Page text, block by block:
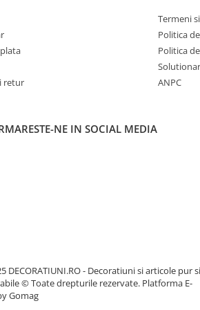
retur
Termeni
Politica
Politica
ANPC
NE IN SOCIAL MEDIA
DECORATIUNI.RO - Decoratiuni si articole pur si
© Toate drepturile rezervate. Platforma E-
Gomag